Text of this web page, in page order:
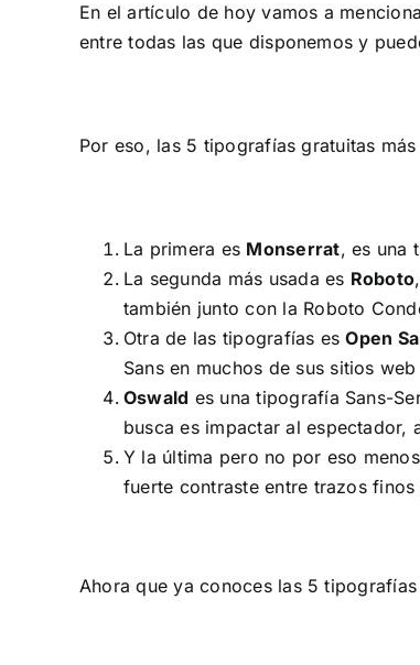
En el artículo de hoy vamos a
entre todas las que disponemos y
Por eso, las 5 tipografías gratuitas más
La primera es Monserrat,es una
La segunda más usada es Roboto
también junto con la Roboto
Otra de las tipografías esOpen
Sans en muchos de sus sitios
Oswald es una tipografía Sans-
busca es impactar al espectador,
Y la última pero no por eso
fuerte contraste entre trazos
Ahora que ya conoces las 5